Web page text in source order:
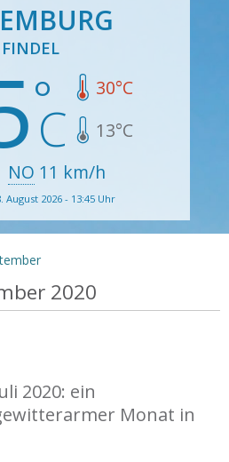
FINDEL
30°C
13°C
NO 11 km/h
August 2026 - 13:45 Uhr
2020
2020: ein
Monat in